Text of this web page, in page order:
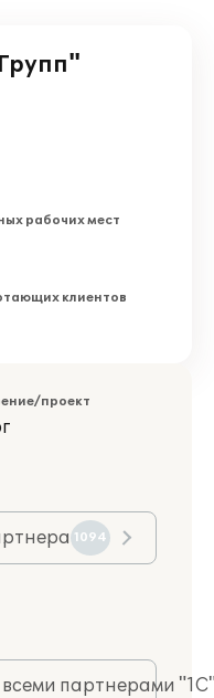
рабочих мест
клиентов
проект
1094
партнерами